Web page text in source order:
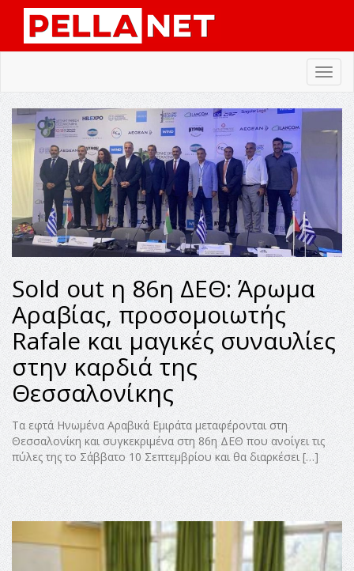
Sold out η 86η ΔΕΘ: Άρωμα
Αραβίας, προσομοιωτής
Rafale και μαγικές συναυλίες
στην καρδιά της
Θεσσαλονίκης
Τα εφτά Ηνωμένα Αραβικά Εμιράτα μεταφέρονται στη
Θεσσαλονίκη και συγκεκριμένα στη 86η ΔΕΘ που ανοίγει τις
πύλες της το Σάββατο 10 Σεπτεμβρίου και θα διαρκέσει […]